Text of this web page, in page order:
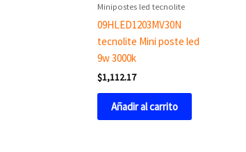
Minipostes led tecnolite
09HLED1203MV30N
tecnolite Mini poste led
9w 3000k
$1,112.17
Añadir al carrito